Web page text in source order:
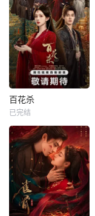
百花杀
已完结